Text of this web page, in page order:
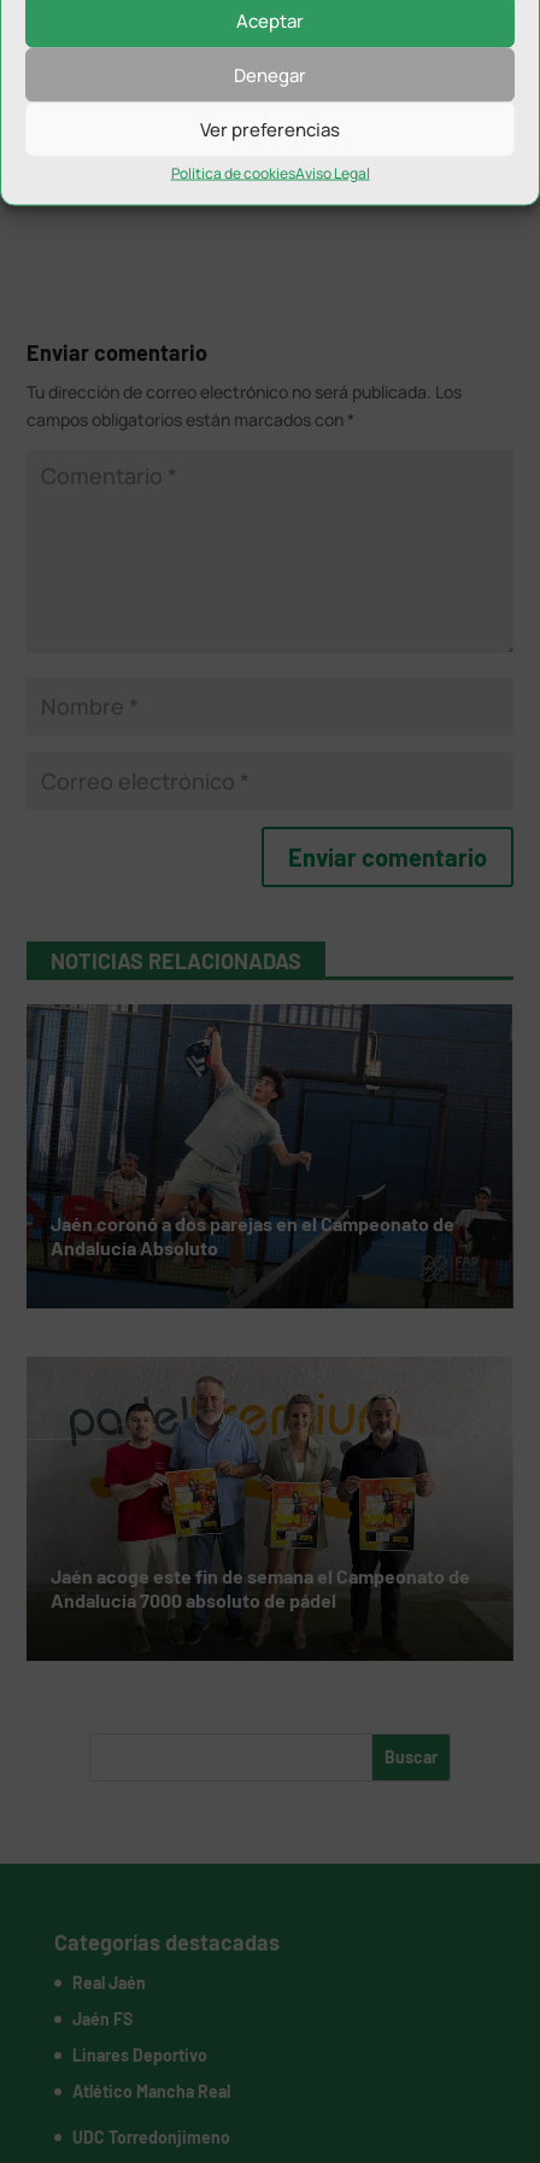
Aceptar
Denegar
Ver preferencias
Política de cookiesAviso Legal
mañana se disputarán los cuartos de final y, por la
tarde, las semifinales. Los partidos por el título, que
serán retransmitidos en directo por los canales de
Youtube de la FAP y de la FIP, se disputarán el domingo
en horario de mañana.
Enviar comentario
Tu dirección de correo electrónico no será publicada. Los
campos obligatorios están marcados con *
NOTICIAS RELACIONADAS
Jaén coronó a dos parejas en el Campeonato de
Andalucía Absoluto
Jaén acoge este fin de semana el Campeonato de
Andalucía 7000 absoluto de pádel
Categorías destacadas
Real Jaén
Jaén FS
Linares Deportivo
Atlético Mancha Real
UDC Torredonjimeno